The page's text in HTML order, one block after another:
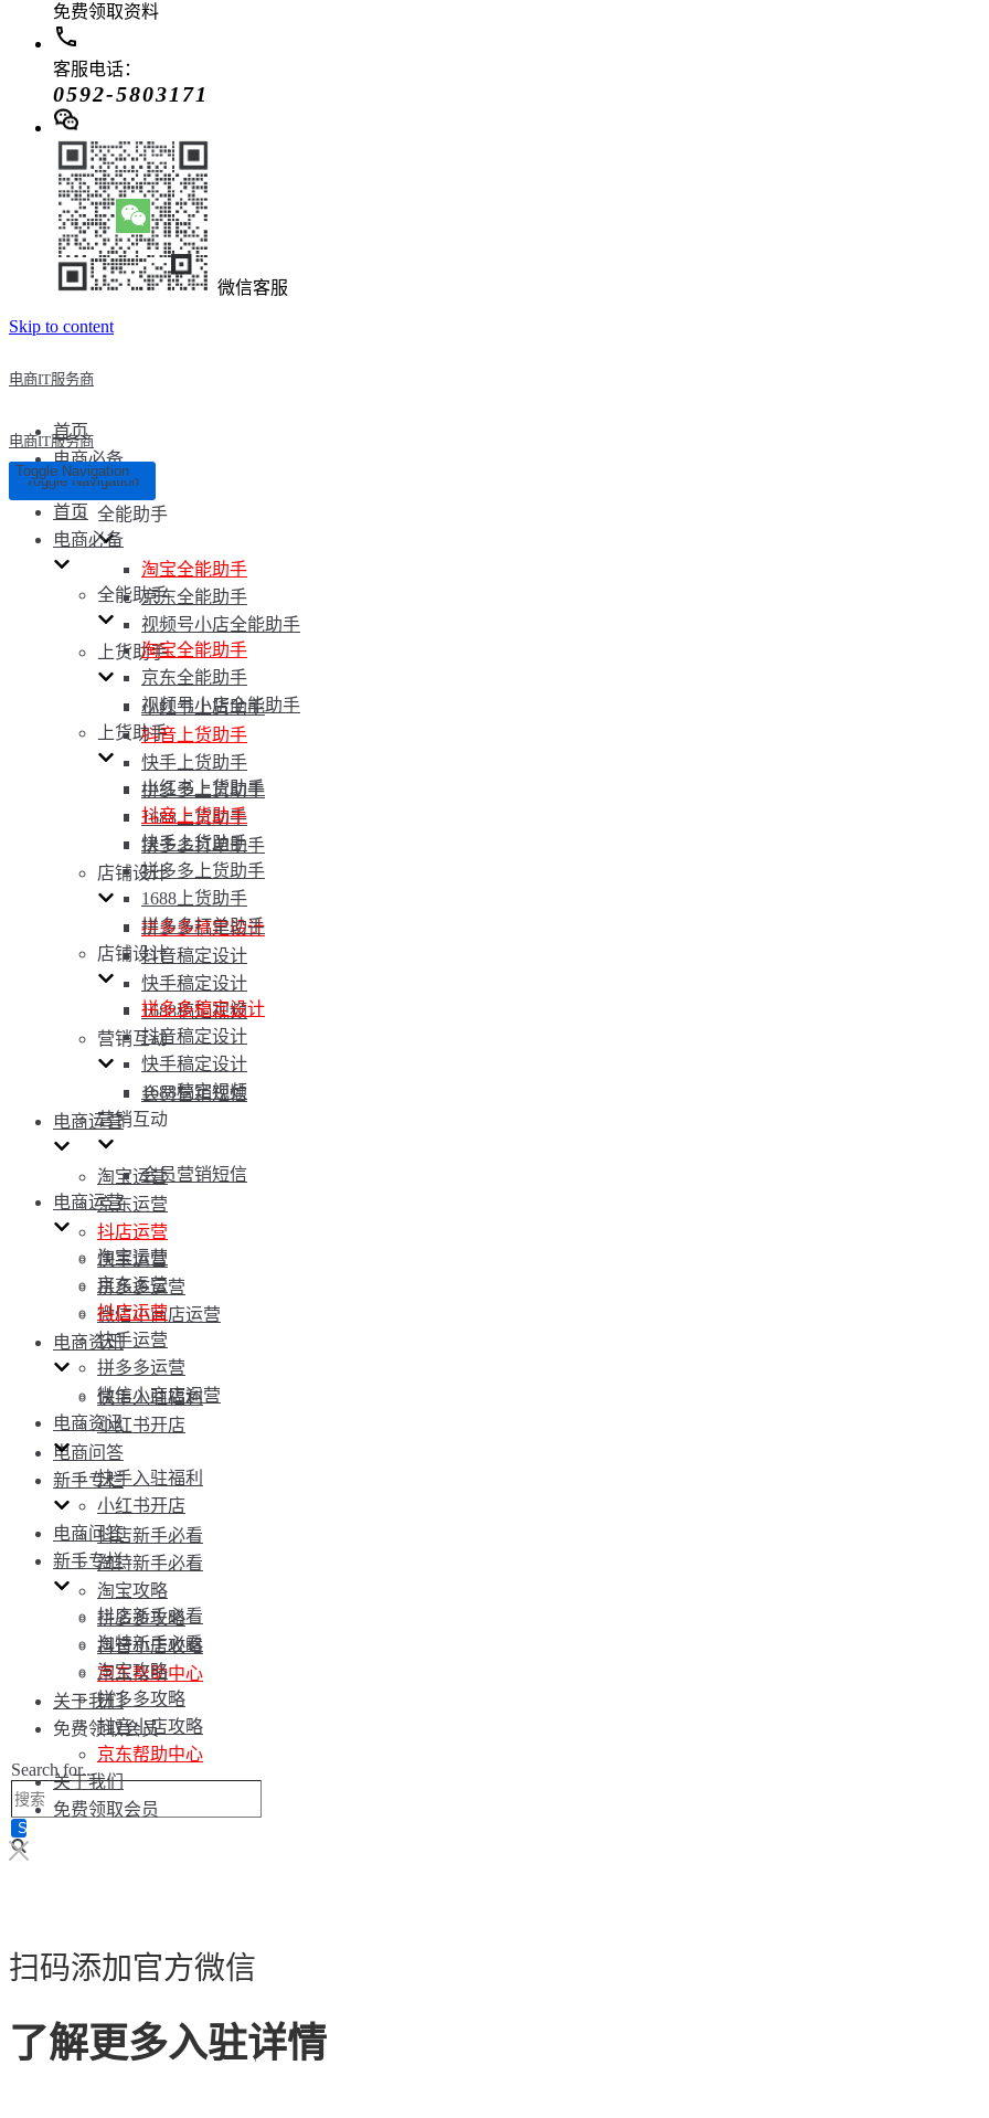
免费领取资料
客服电话：
0592-5803171
微信客服
Skip to content
电商IT服务商
首页
电商必备
全能助手
淘宝全能助手
京东全能助手
视频号小店全能助手
上货助手
小红书上货助手
抖音上货助手
快手上货助手
拼多多上货助手
1688上货助手
拼多多打单助手
店铺设计
拼多多稿定设计
抖音稿定设计
快手稿定设计
1688稿定视频
营销互动
会员营销短信
电商运营
淘宝运营
京东运营
抖店运营
快手运营
拼多多运营
微信小商店运营
电商资讯
快手入驻福利
小红书开店
电商问答
新手专栏
抖店新手必看
淘特新手必看
淘宝攻略
拼多多攻略
抖音小店攻略
京东帮助中心
关于我们
免费领取会员
Search for...
电商IT服务商
Toggle Navigation
Toggle Navigation
首页
电商必备
全能助手
淘宝全能助手
京东全能助手
视频号小店全能助手
上货助手
小红书上货助手
抖音上货助手
快手上货助手
拼多多上货助手
1688上货助手
拼多多打单助手
店铺设计
拼多多稿定设计
抖音稿定设计
快手稿定设计
1688稿定视频
营销互动
会员营销短信
电商运营
淘宝运营
京东运营
抖店运营
快手运营
拼多多运营
微信小商店运营
电商资讯
快手入驻福利
小红书开店
电商问答
新手专栏
抖店新手必看
淘特新手必看
淘宝攻略
拼多多攻略
抖音小店攻略
京东帮助中心
关于我们
免费领取会员
扫码添加官方微信
了解更多入驻详情